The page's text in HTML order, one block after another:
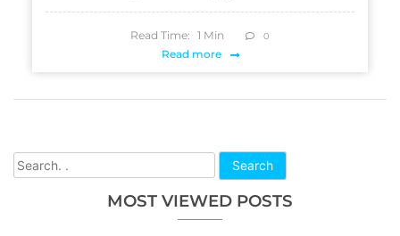
Search
MOST VIEWED POSTS
Read Time: 1 Min 0
Read more